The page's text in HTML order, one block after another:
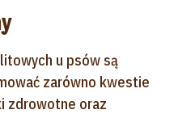
u psów są
zarówno kwestie
zdrowotne oraz